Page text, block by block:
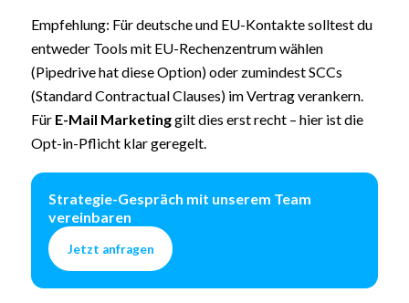
Empfehlung: Für deutsche und EU-Kontakte solltest du
entweder Tools mit EU-Rechenzentrum wählen
(Pipedrive hat diese Option) oder zumindest SCCs
(Standard Contractual Clauses) im Vertrag verankern.
Für E-Mail Marketinggilt dies erst recht – hier ist die
Opt-in-Pflicht klar geregelt.
Strategie-Gespräch mit unserem Team
vereinbaren
Jetzt anfragen